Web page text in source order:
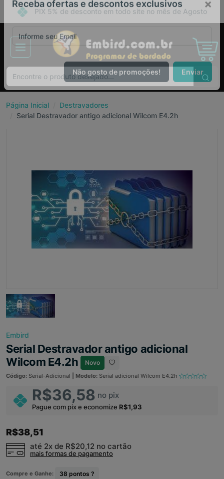
PIX 5% de desconto em todo site no mês de Agosto
Página Inicial
Destravadores
Serial Destravador antigo adicional Wilcom E4.2h
Embird
Serial Destravador antigo adicional
Wilcom E4.2h
Novo
Código: Serial-Adicional | Modelo: Serial adicional Wilcom E4.2h
R$36,58 no pix
Pague com pix e economize R$1,93
R$38,51
até 2x de R$20,12 no cartão
mais formas de pagamento
Compre e Ganhe: 38 pontos ?
Receba ofertas e descontos exclusivos ×
Não gosto de promoções! Enviar